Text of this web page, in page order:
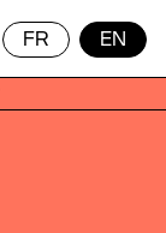
FR EN